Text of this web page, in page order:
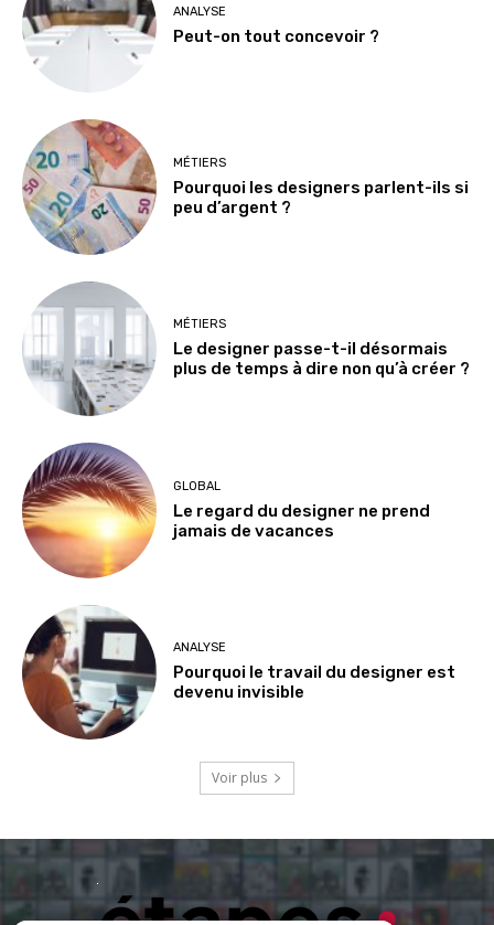
ANALYSE
Peut-on tout concevoir ?
MÉTIERS
Pourquoi les designers parlent-ils si
peu d’argent ?
MÉTIERS
Le designer passe-t-il désormais
plus de temps à dire non qu’à créer ?
GLOBAL
Le regard du designer ne prend
jamais de vacances
ANALYSE
Pourquoi le travail du designer est
devenu invisible
Voir plus